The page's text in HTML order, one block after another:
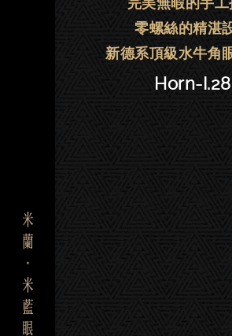
零螺絲的精湛
新德系頂級水牛角
Horn-I.28